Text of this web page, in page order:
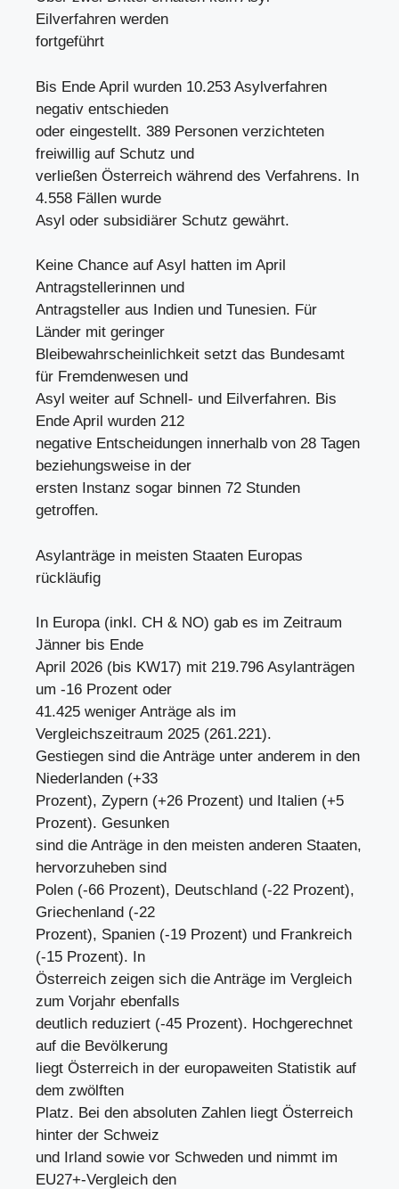
Eilverfahren werden
fortgeführt
Bis Ende April wurden 10.253 Asylverfahren
negativ entschieden
oder eingestellt. 389 Personen verzichteten
freiwillig auf Schutz und
verließen Österreich während des Verfahrens. In
4.558 Fällen wurde
Asyl oder subsidiärer Schutz gewährt.
Keine Chance auf Asyl hatten im April
Antragstellerinnen und
Antragsteller aus Indien und Tunesien. Für
Länder mit geringer
Bleibewahrscheinlichkeit setzt das Bundesamt
für Fremdenwesen und
Asyl weiter auf Schnell- und Eilverfahren. Bis
Ende April wurden 212
negative Entscheidungen innerhalb von 28 Tagen
beziehungsweise in der
ersten Instanz sogar binnen 72 Stunden
getroffen.
Asylanträge in meisten Staaten Europas
rückläufig
In Europa (inkl. CH & NO) gab es im Zeitraum
Jänner bis Ende
April 2026 (bis KW17) mit 219.796 Asylanträgen
um -16 Prozent oder
41.425 weniger Anträge als im
Vergleichszeitraum 2025 (261.221).
Gestiegen sind die Anträge unter anderem in den
Niederlanden (+33
Prozent), Zypern (+26 Prozent) und Italien (+5
Prozent). Gesunken
sind die Anträge in den meisten anderen Staaten,
hervorzuheben sind
Polen (-66 Prozent), Deutschland (-22 Prozent),
Griechenland (-22
Prozent), Spanien (-19 Prozent) und Frankreich
(-15 Prozent). In
Österreich zeigen sich die Anträge im Vergleich
zum Vorjahr ebenfalls
deutlich reduziert (-45 Prozent). Hochgerechnet
auf die Bevölkerung
liegt Österreich in der europaweiten Statistik auf
dem zwölften
Platz. Bei den absoluten Zahlen liegt Österreich
hinter der Schweiz
und Irland sowie vor Schweden und nimmt im
EU27+-Vergleich den